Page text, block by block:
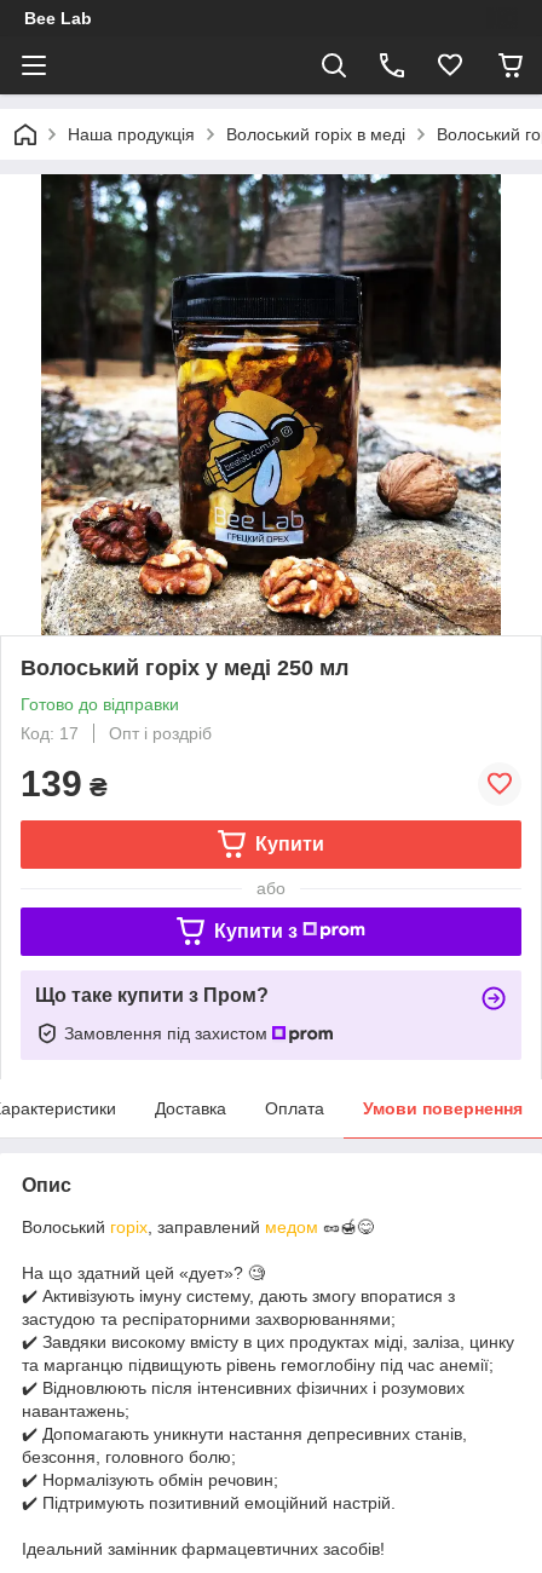
Bee Lab
Наша продукція Волоський горіх в меді Волоський
Волоський горіх у меді 250 мл
Готово до відправки
Код: 17
Опт і роздріб
139 ₴
Купити
або
Купити з
Що таке купити з Пром?
Замовлення під захистом
Доставка Оплата Умови повернення
Опис
Волоський горіх , заправлений медом 🥜🍯😋
На що здатний цей «дует»? 🧐
✔️ Активізують імуну систему, дають змогу впоратися з
застудою та респіраторними захворюваннями;
✔️ Завдяки високому вмісту в цих продуктах міді, заліза, цинку
та марганцю підвищують рівень гемоглобіну під час анемії;
✔️ Відновлюють після інтенсивних фізичних і розумових
навантажень;
✔️ Допомагають уникнути настання депресивних станів,
безсоння, головного болю;
✔️ Нормалізують обмін речовин;
✔️ Підтримують позитивний емоційний настрій.
Ідеальний замінник фармацевтичних засобів!